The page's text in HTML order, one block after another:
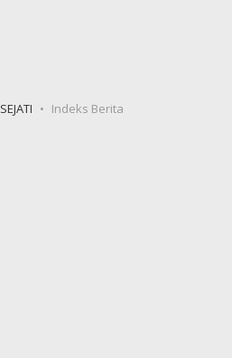
Indeks Berita